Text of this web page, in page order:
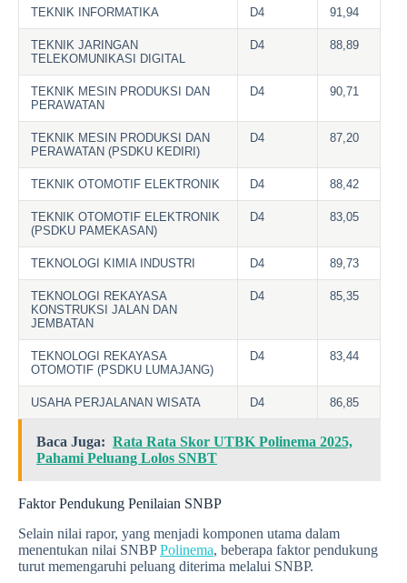
TEKNIK INFORMATIKA D4 91,94
TEKNIK JARINGAN
TELEKOMUNIKASI DIGITAL
D4 88,89
TEKNIK MESIN PRODUKSI DAN
PERAWATAN
D4 90,71
TEKNIK MESIN PRODUKSI DAN
PERAWATAN (PSDKU KEDIRI)
D4 87,20
TEKNIK OTOMOTIF ELEKTRONIK D4 88,42
TEKNIK OTOMOTIF ELEKTRONIK
(PSDKU PAMEKASAN)
D4 83,05
TEKNOLOGI KIMIA INDUSTRI D4 89,73
TEKNOLOGI REKAYASA
KONSTRUKSI JALAN DAN
JEMBATAN
D4 85,35
TEKNOLOGI REKAYASA
OTOMOTIF (PSDKU LUMAJANG)
D4 83,44
USAHA PERJALANAN WISATA D4 86,85
Baca Juga: Rata Rata Skor UTBK Polinema 2025,
Pahami Peluang Lolos SNBT
Faktor Pendukung Penilaian SNBP
Selain nilai rapor, yang menjadi komponen utama dalam
menentukan nilai SNBPPolinema, beberapa faktor pendukung
turut memengaruhi peluang diterima melalui SNBP.